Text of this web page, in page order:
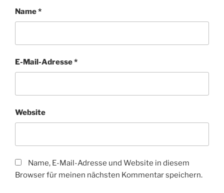
Name*
E-Mail-Adresse*
Website
Name, E-Mail-Adresse und Website in diesem
Browser für meinen nächsten Kommentar speichern.